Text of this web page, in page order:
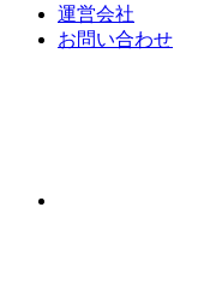
運営会社
お問い合わせ